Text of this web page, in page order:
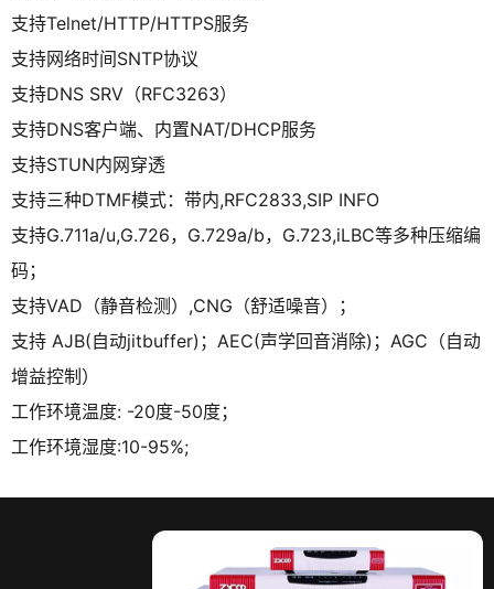
支持Telnet/HTTP/HTTPS服务
支持网络时间SNTP协议
支持DNS SRV（RFC3263）
支持DNS客户端、内置NAT/DHCP服务
支持STUN内网穿透
支持三种DTMF模式：带内,RFC2833,SIP INFO
支持G.711a/u,G.726，G.729a/b，G.723,iLBC等多种压缩编
码；
支持VAD（静音检测）,CNG（舒适噪音）；
支持 AJB(自动jitbuffer)；AEC(声学回音消除)；AGC（自动
增益控制）
工作环境温度: -20度-50度；
工作环境湿度:10-95%;